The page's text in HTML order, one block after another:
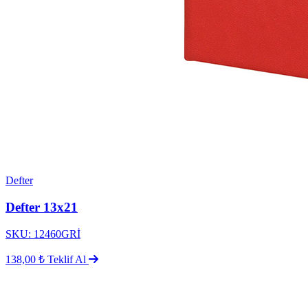
Defter
Defter 13x21
SKU: 12460GRİ
138,00 ₺ Teklif Al